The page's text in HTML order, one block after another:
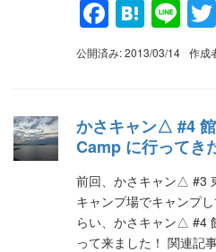
公開済み: 2013/03/14 作成
かさキャン△ #4
Camp に行ってき
前回、かさキャン△ #3
キャンプ場でキャンプ
らい、かさキャン△ #4
って来ました！ 関連記